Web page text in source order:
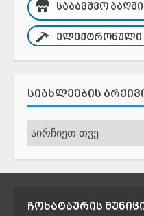
ᲡᲐᲑᲐᲕᲨᲕᲝ
ᲔᲚᲔᲥᲢᲠᲝᲜᲣᲚᲘ
ᲡᲘᲐᲮᲚᲔᲔᲑᲘᲡ
სიახლეების
არქივი
ᲩᲝᲮᲐᲢᲐᲣᲠᲘᲡ